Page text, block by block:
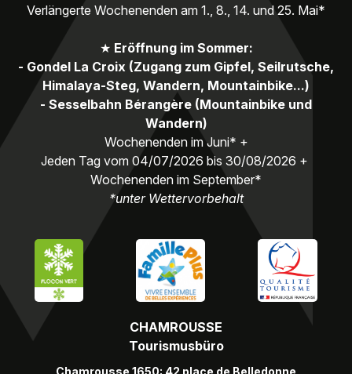
CHAMROUSSE
Tourismusbüro
Verlängerte Wochenenden am 1., 8., 14. und 25. Mai*
★ Eröffnung im Sommer:
- Gondel La Croix (Zugang zum Gipfel, Seilrutsche,
Himalaya-Steg, Wandern, Mountainbike...)
- Sesselbahn Bérangère (Mountainbike und
Wandern)
Wochenenden im Juni* +
Jeden Tag vom 04/07/2026 bis 30/08/2026 +
Wochenenden im September*
*unter Wettervorbehalt